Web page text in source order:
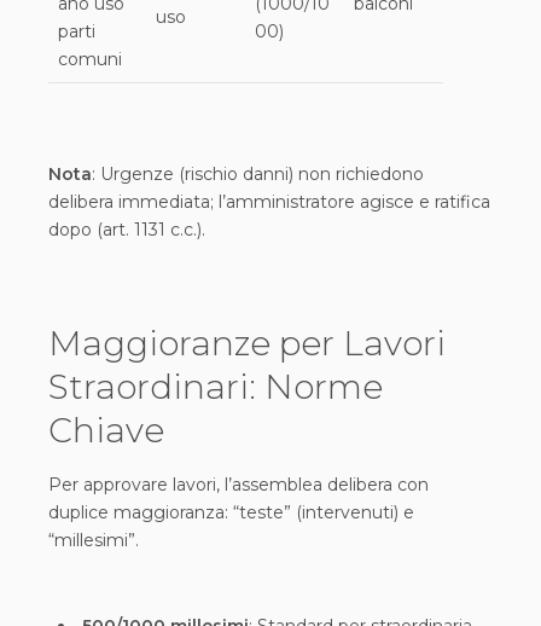
parti
comuni
uso
00)
Nota: Urgenze (rischio danni) non richiedono
delibera immediata; l’amministratore agisce e ratifica
dopo (art. 1131 c.c.).
Maggioranze per Lavori
Straordinari: Norme
Chiave
Per approvare lavori, l’assemblea delibera con
duplice maggioranza: “teste” (intervenuti) e
“millesimi”.